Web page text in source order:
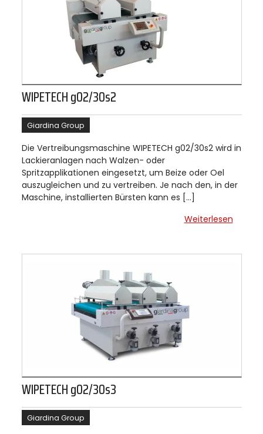
WIPETECH g02/30s2
Giardina Group
Die Vertreibungsmaschine WIPETECH g02/30s2 wird in
Lackieranlagen nach Walzen- oder
Spritzapplikationen eingesetzt, um Beize oder Oel
auszugleichen und zu vertreiben. Je nach den, in der
Maschine, installierten Bürsten kann es […]
Weiterlesen
WIPETECH g02/30s3
Giardina Group